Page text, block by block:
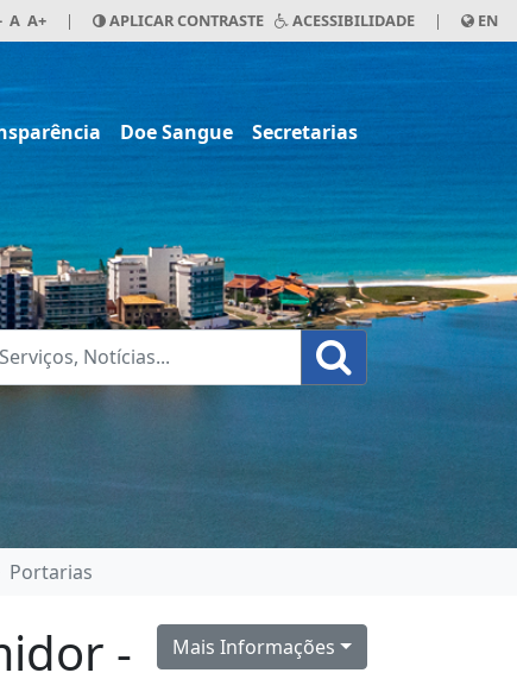
A A+ | APLICAR CONTRASTE ACESSIBILIDADE | EN
Doe Sangue Secretarias
Portarias
Mais Informações
-